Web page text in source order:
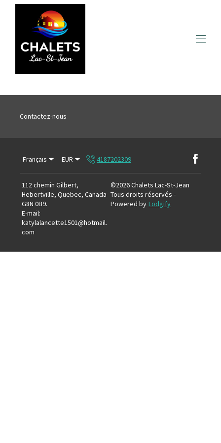
Toutes les propriétés ▾
Contactez-nous
Français EUR 4187202309
112 chemin Gilbert,
Hebertville, Quebec, Canada
G8N 0B9.
E-mail:
katylalancette1501@hotmail.
com
©2026Chalets Lac-St-Jean
Tous droits réservés -
Powered by Lodgify